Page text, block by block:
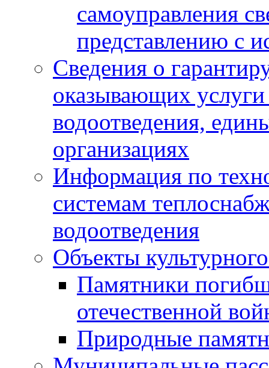
самоуправления
представлению с
Сведения о
оказывающих
водоотведения,
организациях
Информация по
системам
водоотведения
Объекты
Памятники
отечественной
Природные